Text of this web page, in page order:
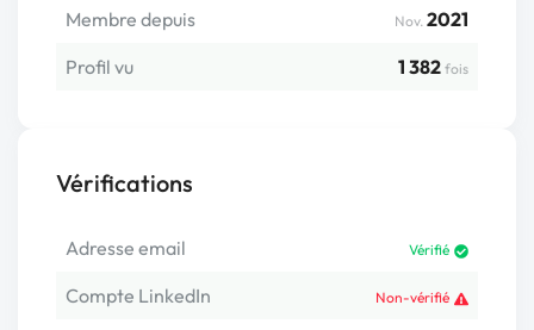
Membre depuis Nov. 2021
Profil vu
1 382 fois
Vérifications
Adresse email Vérifié
Compte LinkedIn Non-vérifié